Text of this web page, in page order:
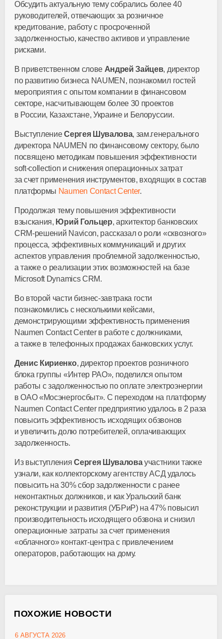
Обсудить актуальную тему собрались более 40
руководителей, отвечающих за розничное
кредитование, работу с просроченной
задолженностью, качество активов и управление
рисками.
В приветственном слове Андрей Зайцев, директор
по развитию бизнеса NAUMEN, познакомил гостей
мероприятия с опытом компании в финансовом
секторе, насчитывающем более 30 проектов
в России, Казахстане, Украине и Белоруссии.
ВыступлениеСергея Шувалова, зам.генерального
директора NAUMEN по финансовому сектору, было
посвящено методикам повышения эффективности
soft-collection и снижения операционных затрат
за счет применения инструментов, входящих в состав
платформы Naumen Contact Center.
Продолжая тему повышения эффективности
взыскания, Юрий Гольцер, архитектор банковских
CRM-решений Navicon, рассказал о роли «сквозного»
процесса, эффективных коммуникаций и других
аспектов управления проблемной задолженностью,
а также о реализации этих возможностей на базе
Microsoft Dynamics CRM.
Во второй части бизнес-завтрака гости
познакомились с несколькими кейсами,
демонстрирующими эффективность применения
Naumen Contact Center в работе с должниками,
а также в телефонных продажах банковских услуг.
Денис Кириенко, директор проектов розничного
блока группы «Интер РАО», поделился опытом
работы с задолженностью по оплате электроэнергии
в ОАО «Мосэнергосбыт». С переходом на платформу
Naumen Contact Center предприятию удалось в 2 раза
повысить эффективность исходящих обзвонов
и увеличить долю потребителей, оплачивающих
задолженность.
Из выступленияСергея Шуваловаучастники также
узнали, как коллекторскому агентству АСД удалось
повысить на 30% сбор задолженности с ранее
неконтактных должников, и как Уральский банк
реконструкции и развития (УБРиР) на 47% повысил
производительность исходящего обзвона и снизил
операционные затраты за счет применения
«облачного» контакт-центра с привлечением
операторов, работающих на дому.
ПОХОЖИЕ НОВОСТИ
6 АВГУСТА 2026